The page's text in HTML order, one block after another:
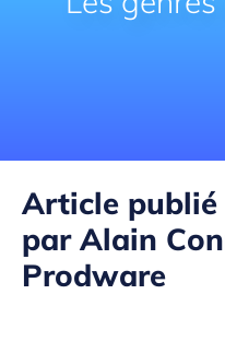
Article publié
par Alain
Prodware